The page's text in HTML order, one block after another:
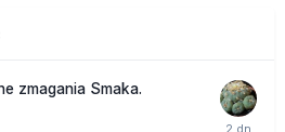
zmagania Smaka.